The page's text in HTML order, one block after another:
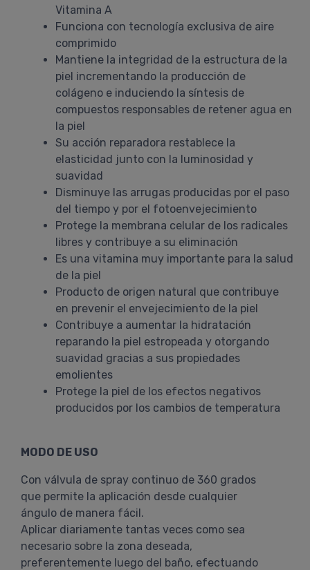
Vitamina A
Funciona con tecnología exclusiva de aire
comprimido
Mantiene la integridad de la estructura de la
piel incrementando la producción de
colágeno e induciendo la síntesis de
compuestos responsables de retener agua en
la piel
Su acción reparadora restablece la
elasticidad junto con la luminosidad y
suavidad
Disminuye las arrugas producidas por el paso
del tiempo y por el fotoenvejecimiento
Protege la membrana celular de los radicales
libres y contribuye a su eliminación
Es una vitamina muy importante para la salud
de la piel
Producto de origen natural que contribuye
en prevenir el envejecimiento de la piel
Contribuye a aumentar la hidratación
reparando la piel estropeada y otorgando
suavidad gracias a sus propiedades
emolientes
Protege la piel de los efectos negativos
producidos por los cambios de temperatura
MODO DE USO
Con válvula de spray continuo de 360 grados
que permite la aplicación desde cualquier
ángulo de manera fácil.
Aplicar diariamente tantas veces como sea
necesario sobre la zona deseada,
preferentemente luego del baño, efectuando